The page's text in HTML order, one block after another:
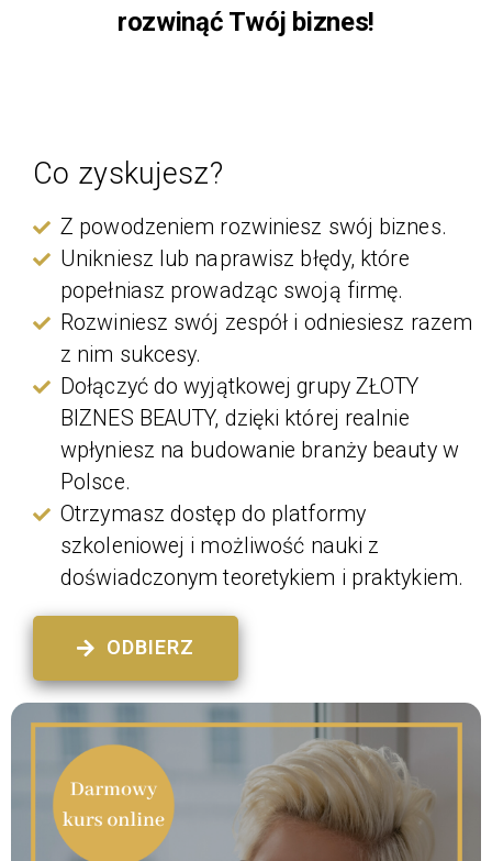
rozwinąć Twój biznes!
Co zyskujesz?
Z powodzeniem rozwiniesz swój biznes.
Unikniesz lub naprawisz błędy, które
popełniasz prowadząc swoją firmę.
Rozwiniesz swój zespół i odniesiesz razem
z nim sukcesy.
Dołączyć do wyjątkowej grupy ZŁOTY
BIZNES BEAUTY, dzięki której realnie
wpłyniesz na budowanie branży beauty w
Polsce.
Otrzymasz dostęp do platformy
szkoleniowej i możliwość nauki z
doświadczonym teoretykiem i praktykiem.
ODBIERZ